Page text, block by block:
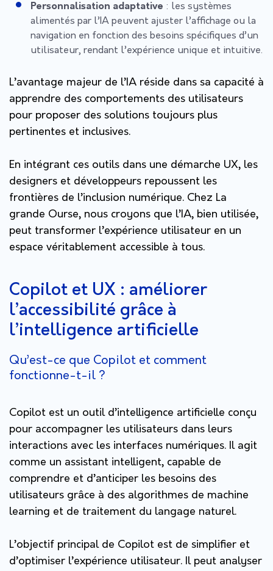
Personnalisation adaptative : les systèmes
alimentés par l’IA peuvent ajuster l’affichage ou la
navigation en fonction des besoins spécifiques d’un
utilisateur, rendant l’expérience unique et intuitive.
L’avantage majeur de l’IA réside dans sa capacité à
apprendre des comportements des utilisateurs
pour proposer des solutions toujours plus
pertinentes et inclusives.
En intégrant ces outils dans une démarche UX, les
designers et développeurs repoussent les
frontières de l’inclusion numérique. Chez La
grande Ourse, nous croyons que l’IA, bien utilisée,
peut transformer l’expérience utilisateur en un
espace véritablement accessible à tous.
Copilot et UX : améliorer
l’accessibilité grâce à
l’intelligence artificielle
Qu’est-ce que Copilot et comment
fonctionne-t-il ?
Copilot est un outil d’intelligence artificielle conçu
pour accompagner les utilisateurs dans leurs
interactions avec les interfaces numériques. Il agit
comme un assistant intelligent, capable de
comprendre et d’anticiper les besoins des
utilisateurs grâce à des algorithmes de machine
learning et de traitement du langage naturel.
L’objectif principal de Copilot est de simplifier et
d’optimiser l’expérience utilisateur. Il peut analyser